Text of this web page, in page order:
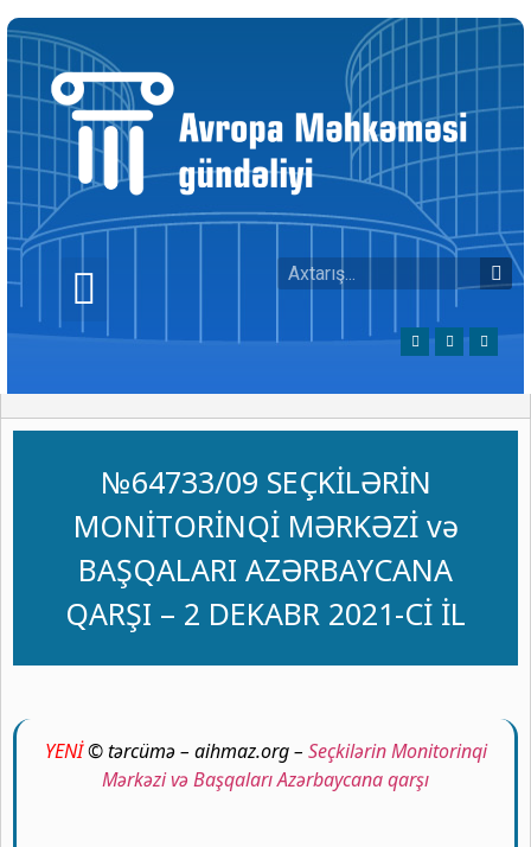
№64733/09 SEÇKİLƏRİN
MONİTORİNQİ MƏRKƏZİ və
BAŞQALARI AZƏRBAYCANA
QARŞI – 2 DEKABR 2021-Cİ İL
YENİ© tərcümə – aihmaz.org – Seçkilərin Monitorinqi
Mərkəzi və Başqaları Azərbaycana qarşı